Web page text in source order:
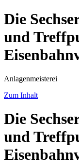
Die
und
Anlagenmeisterei
Zum Inhalt
Die
und